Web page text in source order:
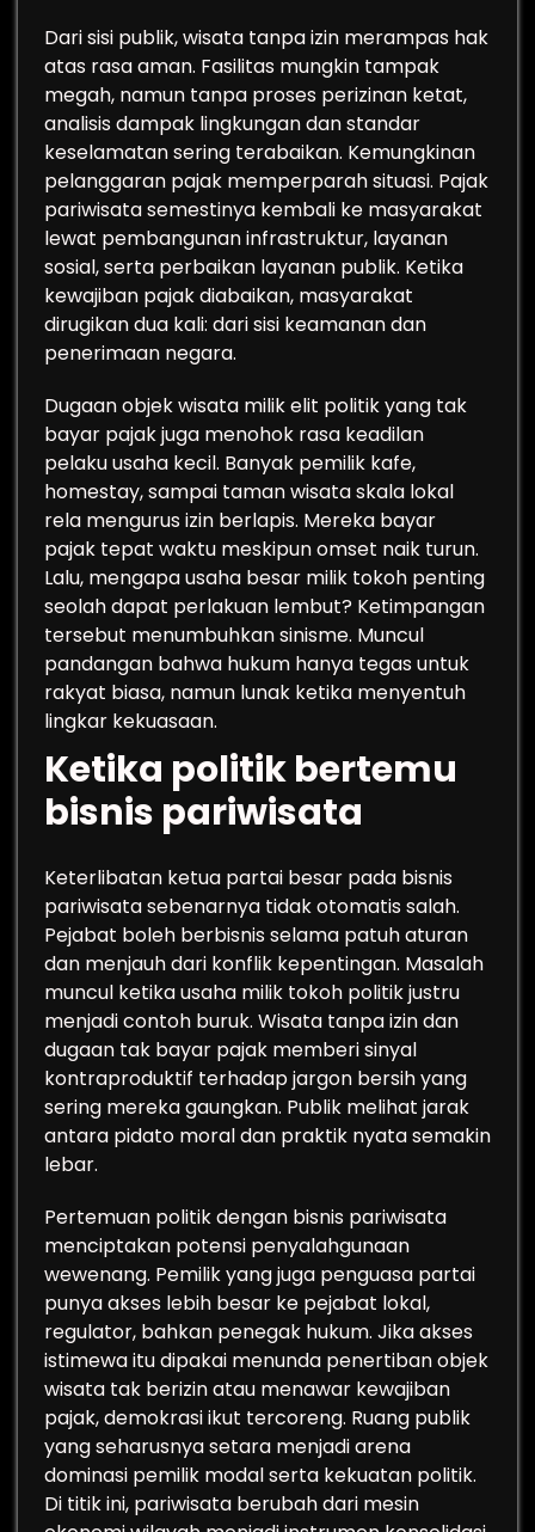
Dari sisi publik, wisata tanpa izin merampas hak
atas rasa aman. Fasilitas mungkin tampak
megah, namun tanpa proses perizinan ketat,
analisis dampak lingkungan dan standar
keselamatan sering terabaikan. Kemungkinan
pelanggaran pajak memperparah situasi. Pajak
pariwisata semestinya kembali ke masyarakat
lewat pembangunan infrastruktur, layanan
sosial, serta perbaikan layanan publik. Ketika
kewajiban pajak diabaikan, masyarakat
dirugikan dua kali: dari sisi keamanan dan
penerimaan negara.
Dugaan objek wisata milik elit politik yang tak
bayar pajak juga menohok rasa keadilan
pelaku usaha kecil. Banyak pemilik kafe,
homestay, sampai taman wisata skala lokal
rela mengurus izin berlapis. Mereka bayar
pajak tepat waktu meskipun omset naik turun.
Lalu, mengapa usaha besar milik tokoh penting
seolah dapat perlakuan lembut? Ketimpangan
tersebut menumbuhkan sinisme. Muncul
pandangan bahwa hukum hanya tegas untuk
rakyat biasa, namun lunak ketika menyentuh
lingkar kekuasaan.
Ketika politik bertemu
bisnis pariwisata
Keterlibatan ketua partai besar pada bisnis
pariwisata sebenarnya tidak otomatis salah.
Pejabat boleh berbisnis selama patuh aturan
dan menjauh dari konflik kepentingan. Masalah
muncul ketika usaha milik tokoh politik justru
menjadi contoh buruk. Wisata tanpa izin dan
dugaan tak bayar pajak memberi sinyal
kontraproduktif terhadap jargon bersih yang
sering mereka gaungkan. Publik melihat jarak
antara pidato moral dan praktik nyata semakin
lebar.
Pertemuan politik dengan bisnis pariwisata
menciptakan potensi penyalahgunaan
wewenang. Pemilik yang juga penguasa partai
punya akses lebih besar ke pejabat lokal,
regulator, bahkan penegak hukum. Jika akses
istimewa itu dipakai menunda penertiban objek
wisata tak berizin atau menawar kewajiban
pajak, demokrasi ikut tercoreng. Ruang publik
yang seharusnya setara menjadi arena
dominasi pemilik modal serta kekuatan politik.
Di titik ini, pariwisata berubah dari mesin